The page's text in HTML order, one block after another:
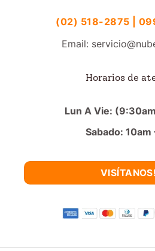
(02) 518-2875 |
Email:
Horarios de
Lun A Vie:
Sabado: 10am
VISÍTANOS!